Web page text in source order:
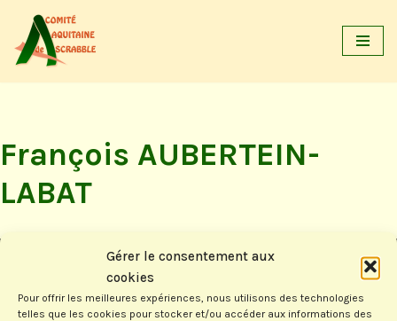
Gérer le consentement aux
cookies
Pour offrir les meilleures expériences, nous utilisons des technologies
telles que les cookies pour stocker et/ou accéder aux informations des
Aller
au
François AUBERTEIN-
LABAT
1985-2015 Le club d’Anglet fête ses